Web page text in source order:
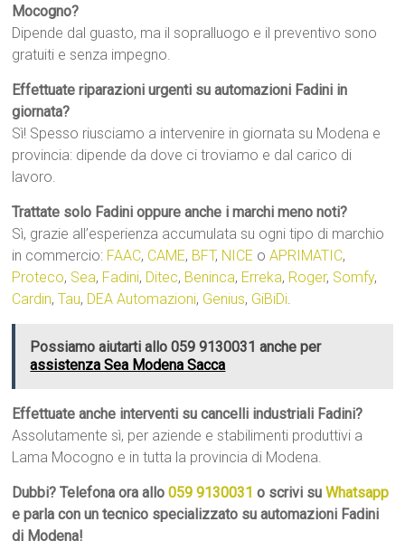
Mocogno?
Dipende dal guasto, ma il sopralluogo e il preventivo sono
gratuiti e senza impegno.
Effettuate riparazioni urgenti su automazioni Fadini in
giornata?
Sì! Spesso riusciamo a intervenire in giornata su Modena e
provincia: dipende da dove ci troviamo e dal carico di
lavoro.
Trattate solo Fadini oppure anche i marchi meno noti?
Sì, grazie all’esperienza accumulata su ogni tipo di marchio
in commercio: FAAC, CAME, BFT, NICE oAPRIMATIC,
Proteco, Sea, Fadini, Ditec, Beninca, Erreka, Roger, Somfy,
Cardin,Tau, DEA Automazioni, Genius, GiBiDi.
Possiamo aiutarti allo 059 9130031 anche per
assistenza Sea Modena Sacca
Effettuate anche interventi su cancelli industriali Fadini?
Assolutamente sì, per aziende e stabilimenti produttivi a
Lama Mocogno e in tutta la provincia di Modena.
Dubbi? Telefona ora allo059 9130031 o scrivi suWhatsapp
e parla con un tecnico specializzato su automazioni Fadini
di Modena!